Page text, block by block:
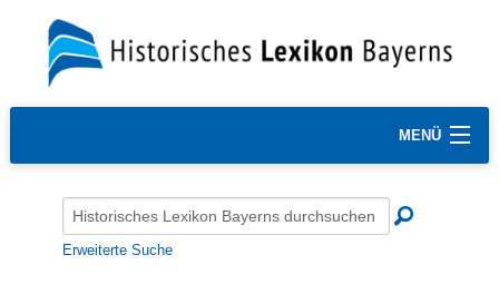
MENÜ
Erweiterte Suche